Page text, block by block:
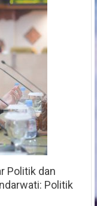
Politik dan
Politik